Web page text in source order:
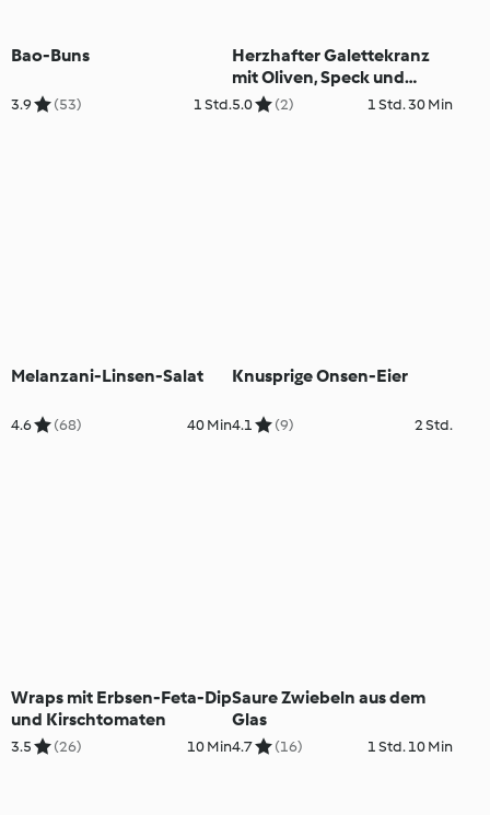
Bao-Buns
3.9 (53) 1 Std.
Herzhafter Galettekranz
mit Oliven, Speck und
Cheddarkäse (glutenfrei)
5.0 (2) 1 Std. 30 Min
Melanzani-Linsen-Salat
4.6 (68) 40 Min
Knusprige Onsen-Eier
4.1 (9) 2 Std.
Wraps mit Erbsen-Feta-Dip
und Kirschtomaten
3.5 (26) 10 Min
Saure Zwiebeln aus dem
Glas
4.7 (16) 1 Std. 10 Min